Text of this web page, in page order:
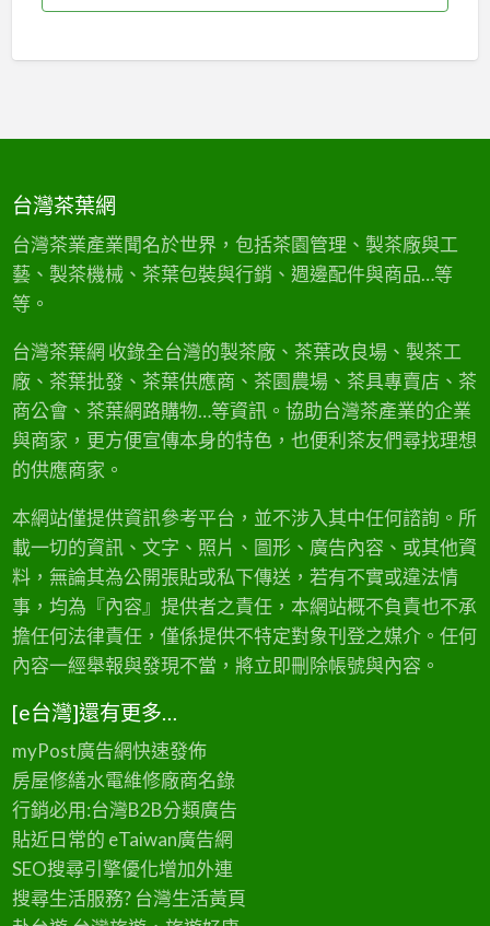
台灣茶葉網
台灣茶業產業聞名於世界，包括茶園管理、製茶廠與工
藝、製茶機械、茶葉包裝與行銷、週邊配件與商品…等
等。
台灣茶葉網 收錄全台灣的製茶廠、茶葉改良場、製茶工
廠、茶葉批發、茶葉供應商、茶園農場、茶具專賣店、茶
商公會、茶葉網路購物…等資訊。協助台灣茶產業的企業
與商家，更方便宣傳本身的特色，也便利茶友們尋找理想
的供應商家。
本網站僅提供資訊參考平台，並不涉入其中任何諮詢。所
載一切的資訊、文字、照片、圖形、廣告內容、或其他資
料，無論其為公開張貼或私下傳送，若有不實或違法情
事，均為『內容』提供者之責任，本網站概不負責也不承
擔任何法律責任，僅係提供不特定對象刊登之媒介。任何
內容一經舉報與發現不當，將立即刪除帳號與內容。
[e台灣]還有更多…
myPost廣告網快速發佈
房屋修繕水電維修廠商名錄
行銷必用:台灣B2B分類廣告
貼近日常的 eTaiwan廣告網
SEO搜尋引擎優化增加外連
搜尋生活服務? 台灣生活黃頁